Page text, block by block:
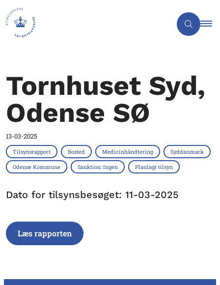
Tornhuset Syd,
Odense SØ
13-03-2025
Tilsynsrapport Bosted Medicinhåndtering Syddanmark
Odense Kommune Sanktion: Ingen Planlagt tilsyn
Dato for tilsynsbesøget: 11-03-2025
Læs rapporten